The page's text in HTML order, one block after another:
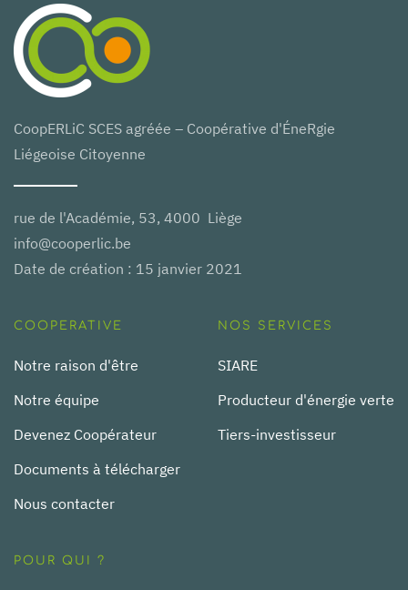
CoopERLiC SCES agréée – Coopérative d'ÉneRgie
Liégeoise Citoyenne
rue de l'Académie, 53, 4000 Liège
info@cooperlic.be
Date de création : 15 janvier 2021
COOPERATIVE
Notre raison d'être
Notre équipe
Devenez Coopérateur
Documents à télécharger
Nous contacter
NOS SERVICES
SIARE
Producteur d'énergie verte
Tiers-investisseur
POUR QUI ?